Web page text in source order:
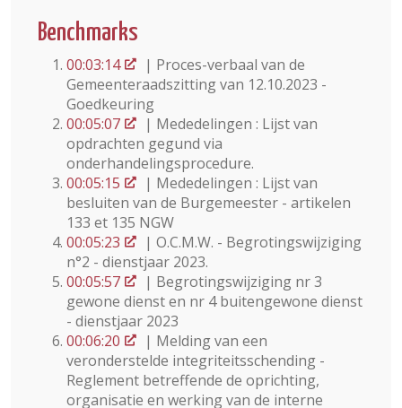
Benchmarks
00:03:14
| Proces-verbaal van de
Gemeenteraadszitting van 12.10.2023 -
Goedkeuring
00:05:07
| Mededelingen : Lijst van
opdrachten gegund via
onderhandelingsprocedure.
00:05:15
| Mededelingen : Lijst van
besluiten van de Burgemeester - artikelen
133 et 135 NGW
00:05:23
| O.C.M.W. - Begrotingswijziging
n°2 - dienstjaar 2023.
00:05:57
| Begrotingswijziging nr 3
gewone dienst en nr 4 buitengewone dienst
- dienstjaar 2023
00:06:20
| Melding van een
veronderstelde integriteitsschending -
Reglement betreffende de oprichting,
organisatie en werking van de interne